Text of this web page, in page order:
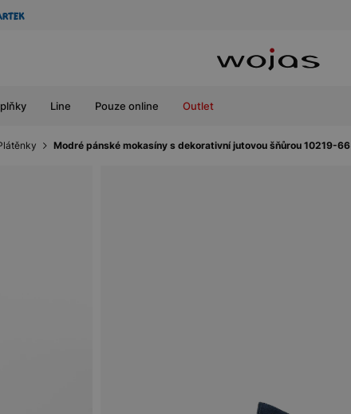
Line Pouze online Outlet
Modré pánské mokasíny s dekorativní jutovou šňůrou 10219-66